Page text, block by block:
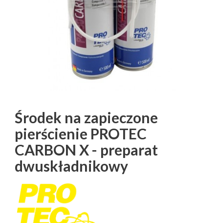
Środek na zapieczone
pierścienie PROTEC
CARBON X - preparat
dwuskładnikowy